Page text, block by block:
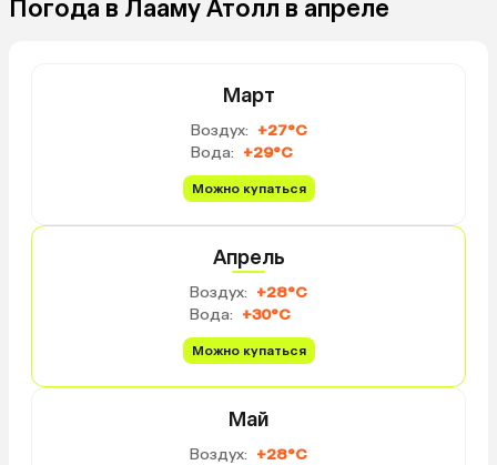
Погода в Лааму Атолл в апреле
Март
Воздух: +27°C
Вода: +29°C
Можно купаться
Апрель
Воздух: +28°C
Вода: +30°C
Можно купаться
Май
Воздух: +28°C